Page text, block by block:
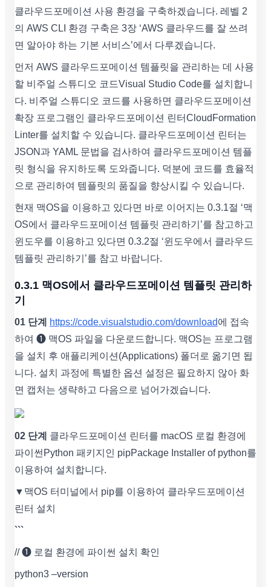
클라우드포메이션 사용 환경을 구축하겠습니다. 레벨 2
의 AWS CLI 환경 구축은 3장 ‘AWS 클라우드를 잘 쓰려
면 알아야 하는 기본 서비스’에서 다루겠습니다.
먼저 AWS 클라우드포메이션 템플릿을 관리하는 데 사용
할 비주얼 스튜디오 코드Visual Studio Code를 설치합니
다. 비주얼 스튜디오 코드를 사용하면 클라우드포메이션
확장 프로그램인 클라우드포메이션 린터CloudFormation
Linter를 설치할 수 있습니다. 클라우드포메이션 린터는
JSON과 YAML 문법을 검사하여 클라우드포메이션 템플
릿 형식을 유지하도록 도와줍니다. 덕분에 코드를 효율적
으로 관리하여 템플릿의 품질을 향상시킬 수 있습니다.
현재 맥OS을 이용하고 있다면 바로 이어지는 0.3.1절 ‘맥
OS에서 클라우드포메이션 템플릿 관리하기’를 참고하고
윈도우를 이용하고 있다면 0.3.2절 ‘윈도우에서 클라우드
템플릿 관리하기’를 참고 바랍니다.
0.3.1 맥OS에서 클라우드포메이션 템플릿 관리하
기
01 단계 https://code.visualstudio.com/download에 접속
하여 ❶ 맥OS 파일을 다운로드합니다. 맥OS는 프로그램
을 설치 후 애플리케이션(Applications) 폴더로 옮기면 됩
니다. 설치 과정에 특별한 옵션 설정은 필요하지 않아 화
면 캡처는 생략하고 다음으로 넘어가겠습니다.
02 단계
클라우드포메이션 린터를 macOS 로컬 환경에
파이썬Python 패키지인 pipPackage Installer of python를
이용하여 설치합니다.
▼맥OS 터미널에서 pip를 이용하여 클라우드포메이션
린터 설치
```
// ➊ 로컬 환경에 파이썬 설치 확인
python3 –version